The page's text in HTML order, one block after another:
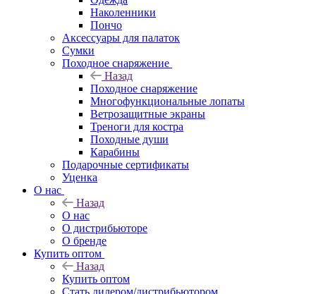
Наколенники
Пончо
Аксессуары для палаток
Сумки
Походное снаряжение
Назад
Походное снаряжение
Многофункциональные лопаты
Ветрозащитные экраны
Треноги для костра
Походные души
Карабины
Подарочные сертификаты
Уценка
О нас
Назад
О нас
О дистрибьюторе
О бренде
Купить оптом
Назад
Купить оптом
Стать дилером/дистрибьютором